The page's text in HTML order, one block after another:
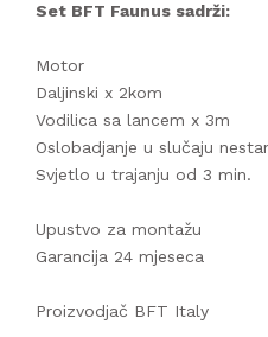
Set BFT Faunus sadrži:
Motor
Daljinski x 2kom
Vodilica sa lancem x 3m
Oslobadjanje u slučaju
Svjetlo u trajanju od 3 min.
Upustvo za montažu
Garancija 24 mjeseca
Proizvodjač BFT Italy